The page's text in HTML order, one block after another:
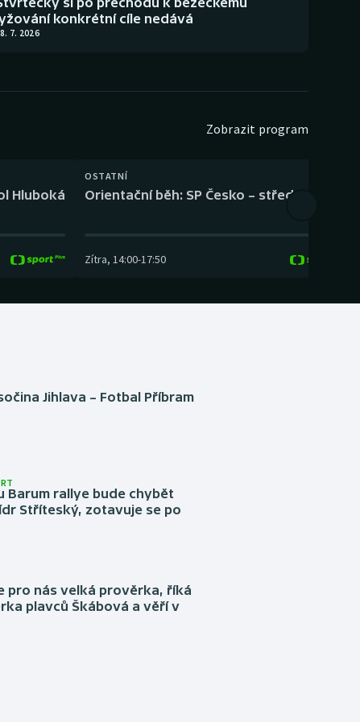
konkrétní cíle nedává
7. 2026
Zobrazit program
Hluboká
OSTATNÍ
Orientační běh: SP Česko – střední trať
Zítra, 14:00-17:50
Jihlava – Fotbal Příbram
Barum rallye bude chybět
Stříteský, zotavuje se po
pro nás velká prověrka, říká
plavců Škábová a věří v